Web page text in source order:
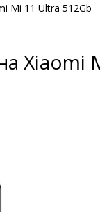
Mi 11 Ultra 512Gb
Xiaomi